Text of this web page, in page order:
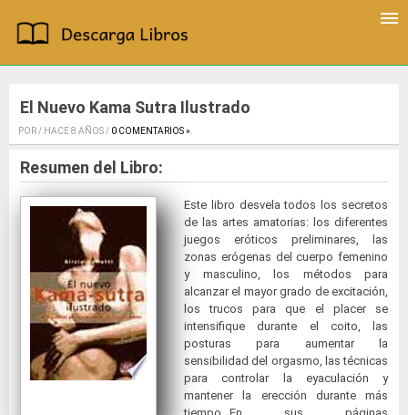
El Nuevo Kama Sutra Ilustrado
POR / HACE 8 AÑOS / 0 COMENTARIOS ».
Resumen del Libro:
Este libro desvela todos los secretos
de las artes amatorias: los diferentes
juegos eróticos preliminares, las
zonas erógenas del cuerpo femenino
y masculino, los métodos para
alcanzar el mayor grado de excitación,
los trucos para que el placer se
intensifique durante el coito, las
posturas para aumentar la
sensibilidad del orgasmo, las técnicas
para controlar la eyaculación y
mantener la erección durante más